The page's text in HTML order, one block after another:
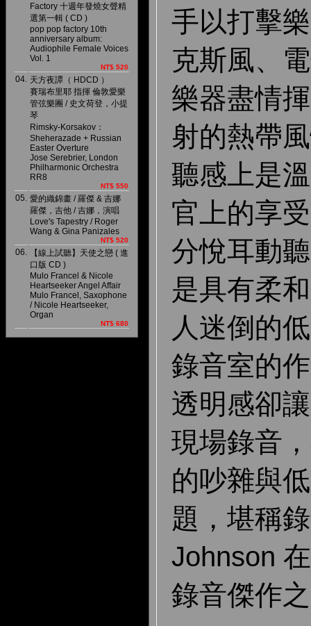
Factory 十週年發燒女聲精
選第一輯 ( CD )
pop pop factory 10th
anniversary album:
Audiophile Female Voices
Vol. 1
NT$ 520
04. 天方夜譚（ HDCD ）
賽瑞布里耶 指揮 倫敦愛樂
管弦樂團 / 史文荷登，小提
琴
Rimsky-Korsakov：
Sheherazade + Russian
Easter Overture
Jose Serebrier, London
Philharmonic Orchestra
RR8
NT$ 550
05. 愛的織錦畫 / 羅傑 & 吉娜
羅傑，吉他 / 吉娜，演唱
Love's Tapestry / Roger
Wang & Gina Panizales
NT$ 520
06.
【線上試聽】天使之戀 ( 進
口版 CD )
Mulo Francel & Nicole
Heartseeker Angel Affair
Mulo Francel, Saxophone
/ Nicole Heartseeker,
Organ
NT$ 680
手以打擊
克斯風、
樂器盡情
射的熱帶
聽感上是
官上的享
分悅耳動
是具有柔
人迷倒的
錄音室的
透明感卻
現場錄音
的吵雜與
題，堪稱
Johnson
錄音傑作